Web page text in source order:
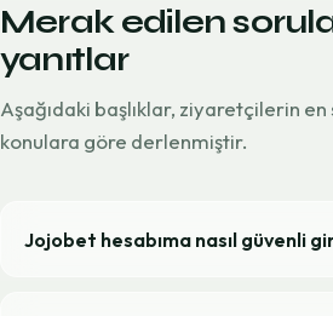
Merak edilen
yanıtlar
Aşağıdaki başlıklar, ziyaretçilerin en
konulara göre derlenmiştir.
Jojobet hesabıma nasıl güvenli